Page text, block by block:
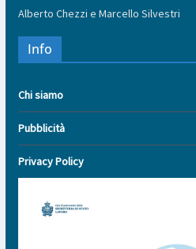
Alberto Chezzi e Marcello Silvestri
Info
Chi siamo
Pubblicità
Privacy Policy